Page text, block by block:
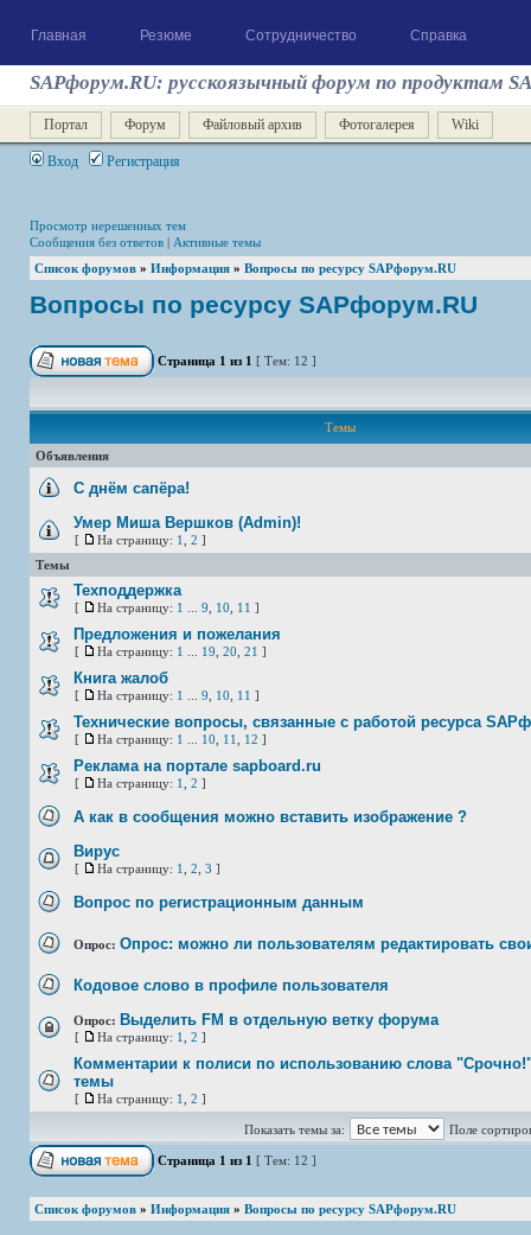
Главная Резюме Сотрудничество Справка
SAPфорум.RU: русскоязычный форум по продуктам
Портал Форум Файловый архив Фотогалерея Wiki
Вход Регистрация
Просмотр нерешенных тем
Сообщения без ответов | Активные темы
Список форумов » Информация » Вопросы по ресурсу SAPфорум.RU
Вопросы по ресурсу SAPфорум.RU
Страница 1 из 1 [ Тем: 12 ]
Темы
Объявления
С днём сапёра!
Умер Миша Вершков (Admin)!
[ На страницу: 1 2 ]
Темы
Техподдержка
[ На страницу: 1 9 10 11 ]
Предложения и пожелания
[ На страницу: 1 19 20 21 ]
Книга жалоб
[ На страницу: 1 9 10 11 ]
Технические вопросы, связанные с работой ресурса
[ На страницу: 1 10 11 12 ]
Реклама на портале sapboard.ru
[ На страницу: 1 2 ]
А как в сообщения можно вставить изображение ?
Вирус
[ На страницу: 1 2 3 ]
Вопрос по регистрационным данным
Опрос: Опрос: можно ли пользователям редактировать
Кодовое слово в профиле пользователя
Опрос: Выделить FM в отдельную ветку форума
[ На страницу: 1 2 ]
Комментарии к полиси по использованию слова
темы
[ На страницу: 1 2 ]
Показать темы за: Поле
Страница 1 из 1 [ Тем: 12 ]
Список форумов » Информация » Вопросы по ресурсу SAPфорум.RU